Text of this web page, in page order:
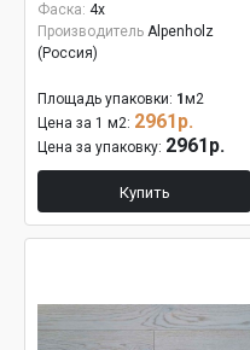
Фаска: 4x
Производитель Alpenholz
(Россия)
Площадь упаковки: 1 м2
Цена за 1 м2: 2961р.
Цена за упаковку: 2961р.
Купить